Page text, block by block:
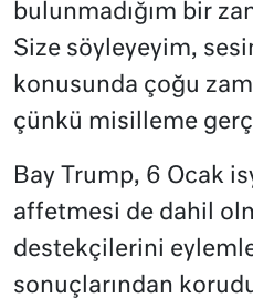
bulunmadığım bir
Size söyleyeyim,
konusunda çoğu
çünkü misilleme
Bay Trump, 6 Ocak
affetmesi de dahil
destekçilerini
sonuçlarından